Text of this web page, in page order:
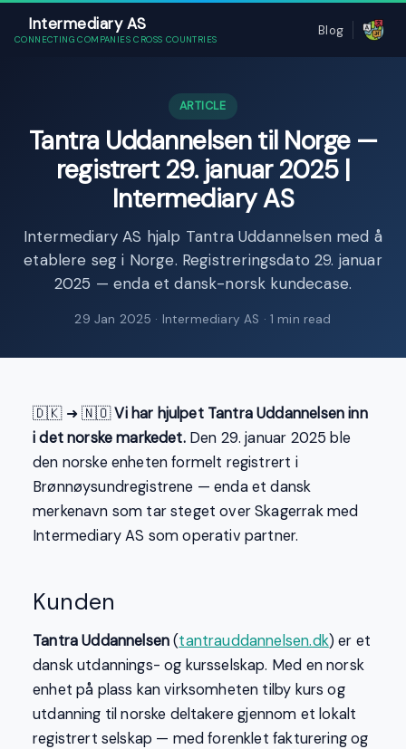
Intermediary AS
CONNECTING COMPANIES CROSS COUNTRIES
Blog
ARTICLE
Tantra Uddannelsen til Norge —
registrert 29. januar 2025 |
Intermediary AS
Intermediary AS hjalp Tantra Uddannelsen med å
etablere seg i Norge. Registreringsdato 29. januar
2025 — enda et dansk-norsk kundecase.
29 Jan 2025 · Intermediary AS · 1 min read
🇩🇰 ➜ 🇳🇴Vi har hjulpet Tantra Uddannelsen inn
i det norske markedet.Den 29. januar 2025 ble
den norske enheten formelt registrert i
Brønnøysundregistrene — enda et dansk
merkenavn som tar steget over Skagerrak med
Intermediary AS som operativ partner.
Kunden
Tantra Uddannelsen(tantrauddannelsen.dk) er et
dansk utdannings- og kursselskap. Med en norsk
enhet på plass kan virksomheten tilby kurs og
utdanning til norske deltakere gjennom et lokalt
registrert selskap — med forenklet fakturering og